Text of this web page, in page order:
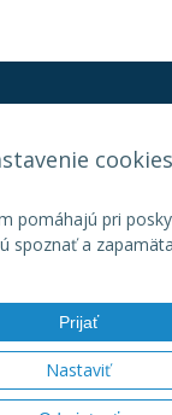
cookies
pomáhajú pri
spoznať a
Prijať
Nastaviť